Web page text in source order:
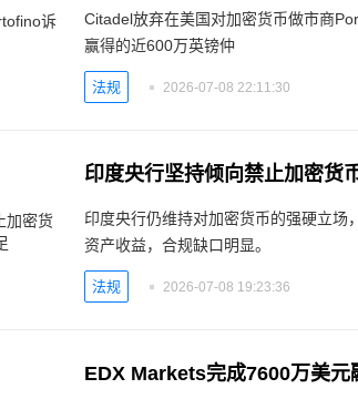
Citadel放弃在美国对加密货币做市商
赢得的近600万英镑仲
法规 2026-07-08 22:11:30
印度央行坚持倾向禁止加密货
印度央行仍维持对加密货币的强硬立场
资产收益，合规缺口明显。
法规 2026-07-08 19:23:36
EDX Markets完成7600万美元